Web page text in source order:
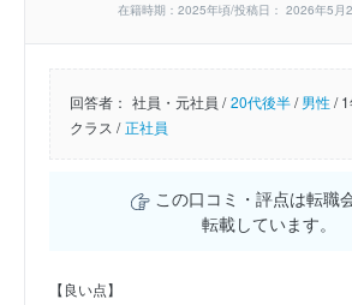
在籍時期：2025年頃/投稿日： 2026年5月
回答者： 社員・元社員 / 20代後半/男性/
クラス / 正社員
この口コミ・評点は転職
転載しています。
【良い点】